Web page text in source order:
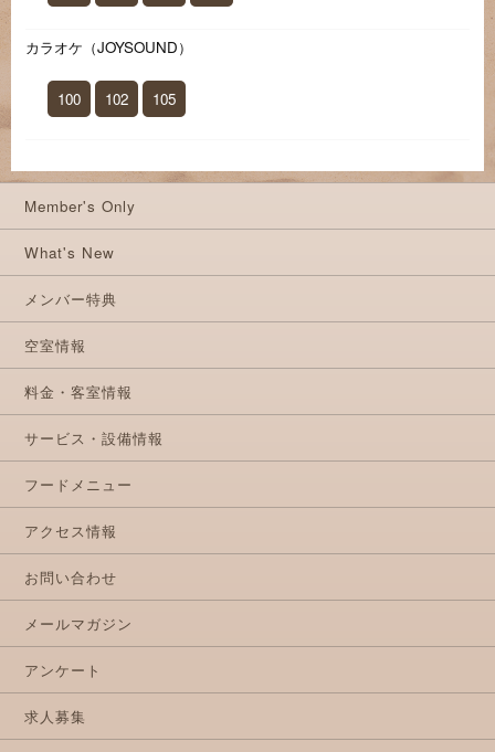
カラオケ（JOYSOUND）
100 102 105
Member's Only
What's New
メンバー特典
空室情報
料金・客室情報
サービス・設備情報
フードメニュー
アクセス情報
お問い合わせ
メールマガジン
アンケート
求人募集